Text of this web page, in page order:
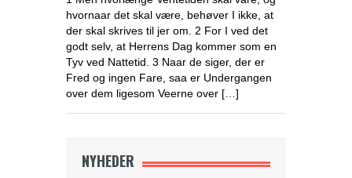
hvornaar det skal være, behøver I ikke, at
der skal skrives til jer om. 2 For I ved det
godt selv, at Herrens Dag kommer som en
Tyv ved Nattetid. 3 Naar de siger, der er
Fred og ingen Fare, saa er Undergangen
over dem ligesom Veerne over […]
NYHEDER